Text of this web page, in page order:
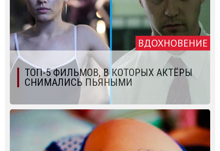
ВДОХНОВЕНИЕ
ТОП-5 ФИЛЬМОВ, В КОТОРЫХ АКТЁРЫ
СНИМАЛИСЬ ПЬЯНЫМИ